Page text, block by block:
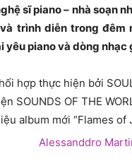
sĩ piano – nhà soạn
trình diễn trong đêm
yêu piano và dòng nhạc
hợp thực hiện bởi
SOUNDS OF THE
album mới “Flames of